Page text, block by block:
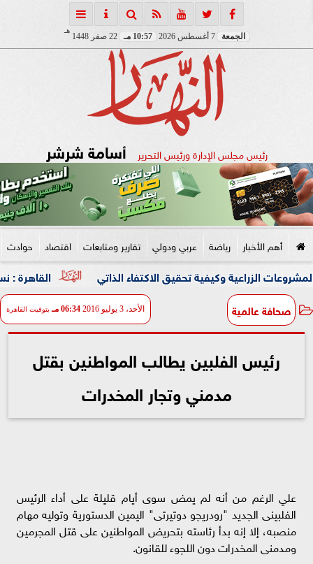
الجمعة 7 أغسطس 2026 10:57 مـ 22 صفر 1448
هـ
رئيس مجلس الإدارة ورئيس التحرير أسامة شرشر
أهم الأخبار رياضة عربي ودولي تقارير ومتابعات اقتصاد حوادث
القاهرة : نسعى وكيفية تحقيق الاكتفاء الذاتي
صحافة عالمية الأحد، 3 يوليو 2016 06:34 مـ بتوقيت القاهرة
رئيس الفلبين يطالب المواطنين بقتل
مدمني وتجار المخدرات
علي الرغم من أنه لم يمض سوى أيام قليلة على أداء الرئيس
الفلبينى الجديد "رودريجو دوتيرتى" اليمين الدستورية وتوليه مهام
منصبه، إلا إنه بدأ رئاسته بتحريض المواطنين على قتل المجرمين
ومدمنى المخدرات دون اللجوء للقانون.